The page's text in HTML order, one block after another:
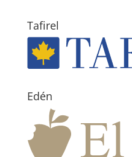
Tafirel
Edén